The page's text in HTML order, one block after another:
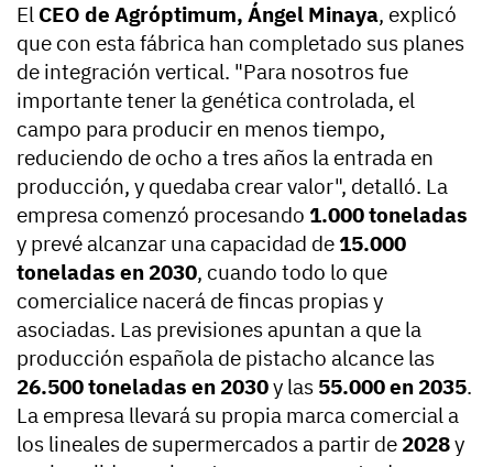
El CEO de Agróptimum, Ángel Minaya, explicó
que con esta fábrica han completado sus planes
de integración vertical. "Para nosotros fue
importante tener la genética controlada, el
campo para producir en menos tiempo,
reduciendo de ocho a tres años la entrada en
producción, y quedaba crear valor", detalló. La
empresa comenzó procesando 1.000 toneladas
y prevé alcanzar una capacidad de 15.000
toneladas en 2030, cuando todo lo que
comercialice nacerá de fincas propias y
asociadas. Las previsiones apuntan a que la
producción española de pistacho alcance las
26.500 toneladas en 2030y las 55.000 en 2035.
La empresa llevará su propia marca comercial a
los lineales de supermercados a partir de 2028y